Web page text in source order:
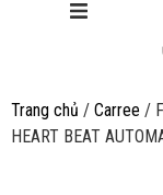
Giới thiệu
Trang chủ / Carree /
HEART BEAT